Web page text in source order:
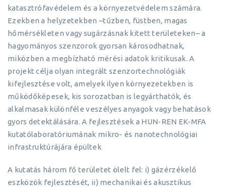
katasztrófavédelem és a környezetvédelem számára.
Ezekben a helyzetekben –tűzben, füstben, magas
hőmérsékleten vagy sugárzásnak kitett területeken– a
hagyományos szenzorok gyorsan károsodhatnak,
miközben a megbízható mérési adatok kritikusak. A
projekt célja olyan integrált szenzortechnológiák
kifejlesztése volt, amelyek ilyen környezetekben is
működőképesek, kis sorozatban is legyárthatók, és
alkalmasak különféle veszélyes anyagok vagy behatások
gyors detektálására. A fejlesztések a HUN-REN EK-MFA
kutatólaboratóriumának mikro- és nanotechnológiai
infrastruktúrájára épültek
A kutatás három fő területet ölelt fel: i) gázérzékelő
eszközök fejlesztését, ii) mechanikai és akusztikus